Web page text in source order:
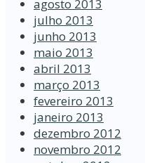
agosto 2013
julho 2013
junho 2013
maio 2013
abril 2013
março 2013
fevereiro 2013
janeiro 2013
dezembro 2012
novembro 2012